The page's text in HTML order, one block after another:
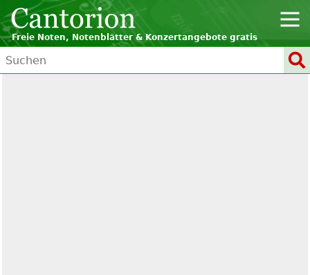
Freie Noten, Notenblätter & Konzertangebote gratis